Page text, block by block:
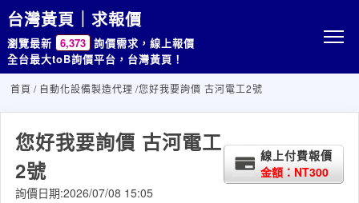
台灣黃頁｜求報價
瀏覽最新 6,373 詢價需求，線上報價
全台最大toB詢價平台，台灣黃頁！
首頁 / 自動化設備製造代理 /您好我要詢價 古河電工2號
您好我要詢價 古河電工
2號
詢價日期:2026/07/08 15:05
線上付費報價
金額：NT300